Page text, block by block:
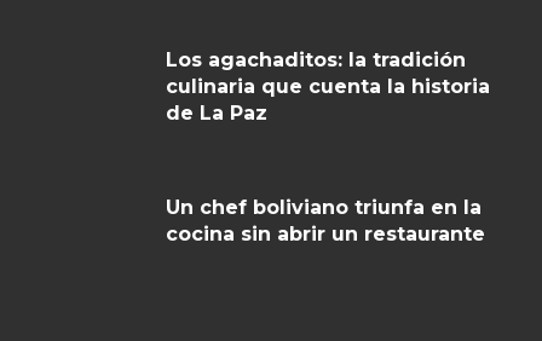
Los agachaditos: la tradición
culinaria que cuenta la historia
de La Paz
Un chef boliviano triunfa en la
cocina sin abrir un restaurante